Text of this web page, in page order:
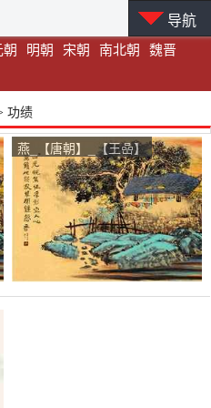
朝 明朝 宋朝 南北朝
魏晋
导航
功绩
燕_【唐朝】_【王喦】